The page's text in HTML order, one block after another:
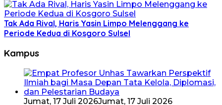
Tak Ada Rival, Haris Yasin Limpo Melenggang ke
Periode Kedua di Kosgoro Sulsel
Kampus
Jumat, 17 Juli 2026Jumat, 17 Juli 2026